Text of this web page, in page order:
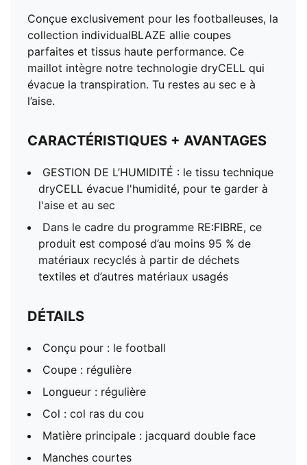
Conçue exclusivement pour les footballeuses, la
collection individualBLAZE allie coupes
parfaites et tissus haute performance. Ce
maillot intègre notre technologie dryCELL qui
évacue la transpiration. Tu restes au sec e à
l’aise.
CARACTÉRISTIQUES + AVANTAGES
GESTION DE L’HUMIDITÉ : le tissu technique
dryCELL évacue l'humidité, pour te garder à
l'aise et au sec
Dans le cadre du programme RE:FIBRE, ce
produit est composé d’au moins 95 % de
matériaux recyclés à partir de déchets
textiles et d’autres matériaux usagés
DÉTAILS
Conçu pour : le football
Coupe : régulière
Longueur : régulière
Col : col ras du cou
Matière principale : jacquard double face
Manches courtes